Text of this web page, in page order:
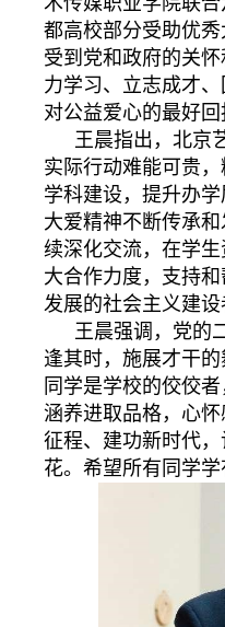
都高校部分受助优
受到党和政府的关
力学习、立志成才
对公益爱心的最好
王晨指出，北京
实际行动难能可贵
学科建设，提升办
大爱精神不断传承
续深化交流，在学
大合作力度，支持
发展的社会主义建设
王晨强调，党的
逢其时，施展才干
同学是学校的佼佼
涵养进取品格，心
征程、建功新时代
花。希望所有同学学